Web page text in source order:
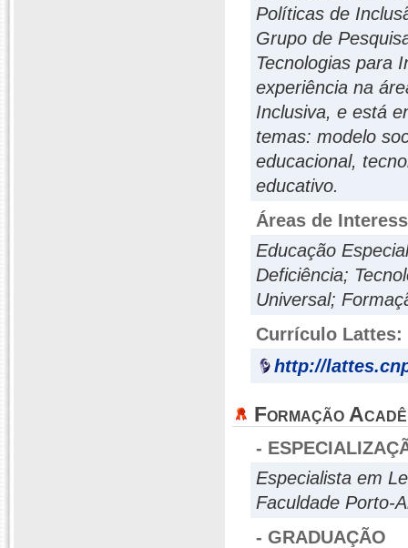
Políticas de
Grupo de
Tecnologias para
experiência na
Inclusiva, e está
temas: modelo
educacional,
educativo.
Áreas de
Educação
Deficiência;
Universal;
Currículo Lattes:
http://
Formação
-
Especialista em
Faculdade Porto-
- GRADUAÇÃO